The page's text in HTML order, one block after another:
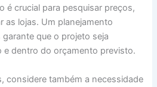
é crucial para pesquisar preços,
as lojas. Um planejamento
que o projeto seja
e dentro do orçamento previsto.
considere também a necessidade